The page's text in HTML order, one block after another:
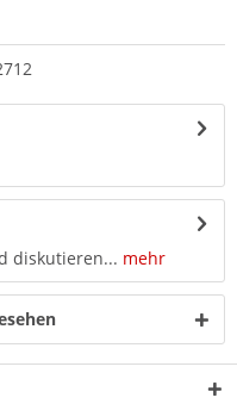
diskutieren... mehr